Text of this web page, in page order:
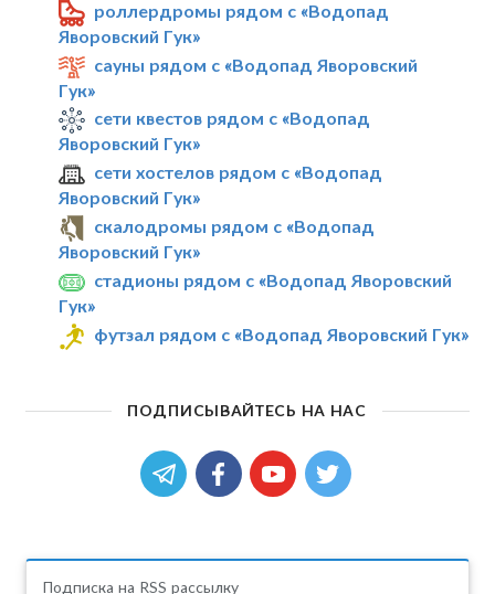
роллердромы рядом с «Водопад
Яворовский Гук»
сауны рядом с «Водопад Яворовский
Гук»
сети квестов рядом с «Водопад
Яворовский Гук»
сети хостелов рядом с «Водопад
Яворовский Гук»
скалодромы рядом с «Водопад
Яворовский Гук»
стадионы рядом с «Водопад Яворовский
Гук»
футзал рядом с «Водопад Яворовский Гук»
ПОДПИСЫВАЙТЕСЬ НА НАС
Подписка на RSS рассылку